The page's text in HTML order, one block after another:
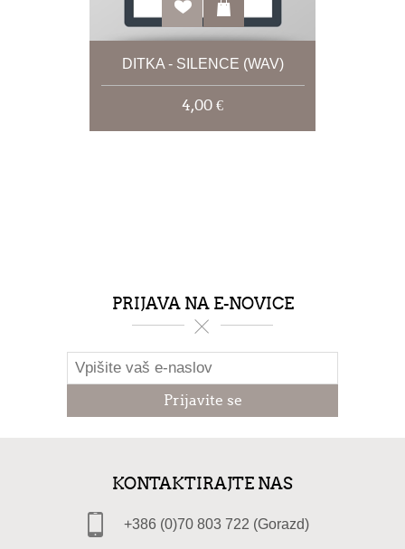
DITKA - SILENCE (WAV)
4,00 €
PRIJAVA NA E-NOVICE
KONTAKTIRAJTE NAS
+386 (0)70 803 722 (Gorazd)